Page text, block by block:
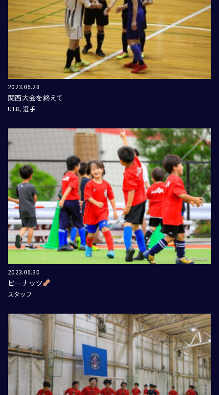
2023.06.28
関西大会を終えて
U18 選手
2023.06.30
ピーナッツ
スタッフ